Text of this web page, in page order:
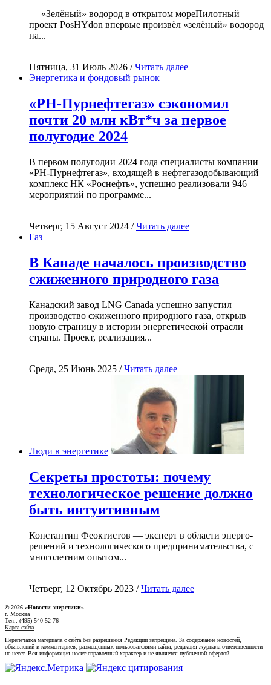
— «Зелёный» водород в открытом мореПилотный
проект PosHYdon впервые произвёл «зелёный» водород
на...
Пятница, 31 Июль 2026 /Читать далее
Энергетика и фондовый рынок
«РН-Пурнефтегаз» сэкономил
почти 20 млн кВт*ч за первое
полугодие 2024
В первом полугодии 2024 года специалисты компании
«РН-Пурнефтегаз», входящей в нефтегазодобывающий
комплекс НК «Роснефть», успешно реализовали 946
мероприятий по программе...
Четверг, 15 Август 2024 /Читать далее
Газ
В Канаде началось производство
сжиженного природного газа
Канадский завод LNG Canada успешно запустил
производство сжиженного природного газа, открыв
новую страницу в истории энергетической отрасли
страны. Проект, реализация...
Среда, 25 Июнь 2025 /Читать далее
Люди в энергетике
Секреты простоты: почему
технологическое решение должно
быть интуитивным
Константин Феоктистов — эксперт в области энерго-
решений и технологического предпринимательства, с
многолетним опытом...
Четверг, 12 Октябрь 2023 /Читать далее
© 2026 «Новости энеретики»
г. Москва
Тел.: (495) 540-52-76
Карта сайта
Перепечатка материала с сайта без разрешения Редакции запрещена. За содержание новостей,
объявлений и комментариев, размещенных пользователями сайта, редакция журнала ответственности
не несет. Вся информация носит справочный характер и не является публичной офертой.